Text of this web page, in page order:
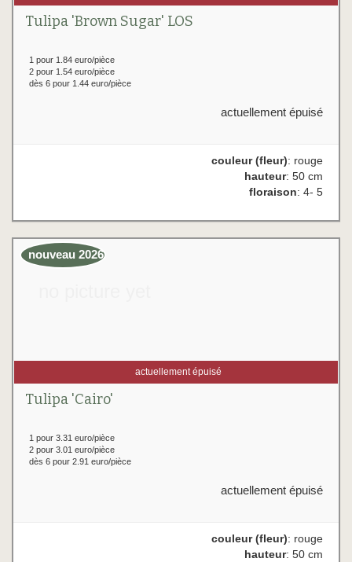
Tulipa 'Brown Sugar' LOS
1 pour 1.84 euro/pièce
2 pour 1.54 euro/pièce
dès 6 pour 1.44 euro/pièce
actuellement épuisé
couleur (fleur): rouge
hauteur: 50 cm
floraison: 4- 5
nouveau 2026
actuellement épuisé
Tulipa 'Cairo'
1 pour 3.31 euro/pièce
2 pour 3.01 euro/pièce
dès 6 pour 2.91 euro/pièce
actuellement épuisé
couleur (fleur): rouge
hauteur: 50 cm